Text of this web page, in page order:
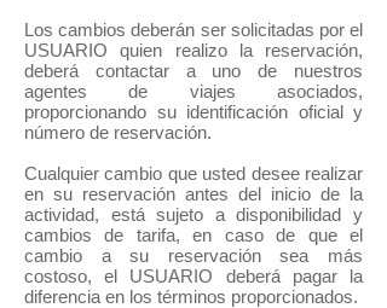
Los cambios deberán ser solicitadas por el
USUARIO quien realizo la reservación,
deberá contactar a uno de nuestros
agentes de viajes asociados,
proporcionando su identificación oficial y
número de reservación.
Cualquier cambio que usted desee realizar
en su reservación antes del inicio de la
actividad, está sujeto a disponibilidad y
cambios de tarifa, en caso de que el
cambio a su reservación sea más
costoso, el USUARIO deberá pagar la
diferencia en los términos proporcionados.